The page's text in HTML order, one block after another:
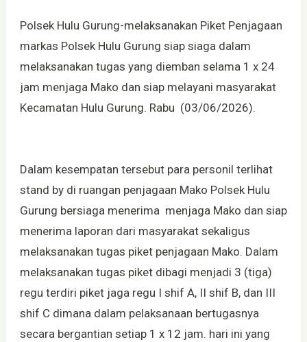
Polsek Hulu Gurung-melaksanakan Piket Penjagaan
markas Polsek Hulu Gurung siap siaga dalam
melaksanakan tugas yang diemban selama 1 x 24
jam menjaga Mako dan siap melayani masyarakat
Kecamatan Hulu Gurung. Rabu (03/06/2026).
Dalam kesempatan tersebut para personil terlihat
stand by di ruangan penjagaan Mako Polsek Hulu
Gurung bersiaga menerima menjaga Mako dan siap
menerima laporan dari masyarakat sekaligus
melaksanakan tugas piket penjagaan Mako. Dalam
melaksanakan tugas piket dibagi menjadi 3 (tiga)
regu terdiri piket jaga regu I shif A, II shif B, dan III
shif C dimana dalam pelaksanaan bertugasnya
secara bergantian setiap 1 x 12 jam. hari ini yang